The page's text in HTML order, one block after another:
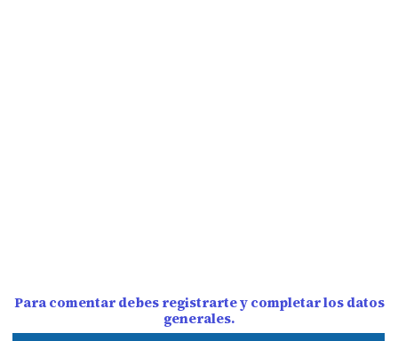
Para comentar debes registrarte y completar los datos
generales.